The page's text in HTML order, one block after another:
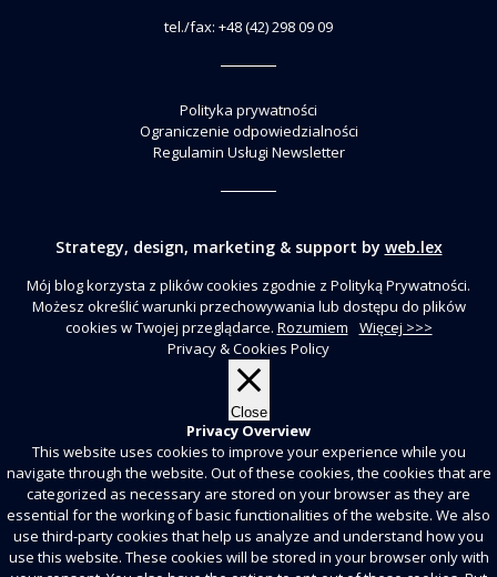
tel./fax: +48 (42) 298 09 09
Polityka prywatności
Ograniczenie odpowiedzialności
Regulamin Usługi Newsletter
Strategy, design, marketing & support by web.lex
Mój blog korzysta z plików cookies zgodnie z Polityką Prywatności.
Możesz określić warunki przechowywania lub dostępu do plików
cookies w Twojej przeglądarce. Rozumiem
Więcej >>>
Privacy & Cookies Policy
Close
Privacy Overview
This website uses cookies to improve your experience while you
navigate through the website. Out of these cookies, the cookies that are
categorized as necessary are stored on your browser as they are
essential for the working of basic functionalities of the website. We also
use third-party cookies that help us analyze and understand how you
use this website. These cookies will be stored in your browser only with